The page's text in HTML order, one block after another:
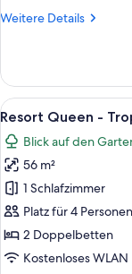
anzeigen
Weitere Details
Weitere
King
Tropical
Junior
Suite
Alle
Fotos
für
Resort
Queen
-
Tropical
Junior
5
Resort Queen -
Blick auf den
56 m²
1 Schlafzimmer
Platz für 4 Personen
2 Doppelbetten
Kostenloses WLAN